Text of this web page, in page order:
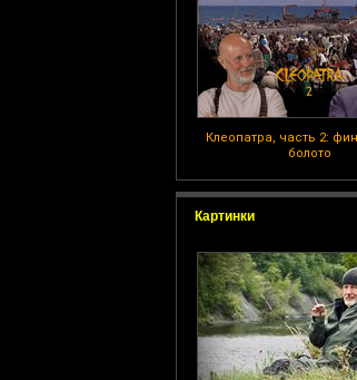
Клеопатра, часть 2:
болото
Картинки